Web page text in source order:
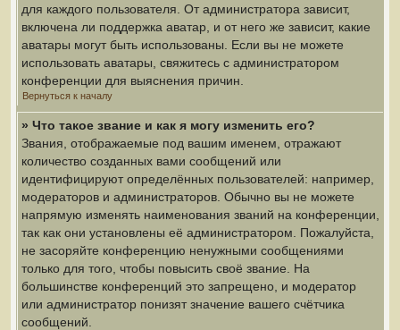
для каждого пользователя. От администратора зависит,
включена ли поддержка аватар, и от него же зависит, какие
аватары могут быть использованы. Если вы не можете
использовать аватары, свяжитесь с администратором
конференции для выяснения причин.
Вернуться к началу
» Что такое звание и как я могу изменить его?
Звания, отображаемые под вашим именем, отражают
количество созданных вами сообщений или
идентифицируют определённых пользователей: например,
модераторов и администраторов. Обычно вы не можете
напрямую изменять наименования званий на конференции,
так как они установлены её администратором. Пожалуйста,
не засоряйте конференцию ненужными сообщениями
только для того, чтобы повысить своё звание. На
большинстве конференций это запрещено, и модератор
или администратор понизят значение вашего счётчика
сообщений.